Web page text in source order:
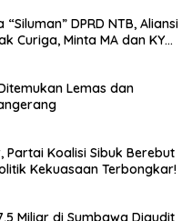
DPRD NTB, Aliansi
Curiga, Minta MA dan KY
Lemas dan
Partai Koalisi Sibuk Berebut
Kekuasaan Terbongkar!
Miliar di Sumbawa Diaudit